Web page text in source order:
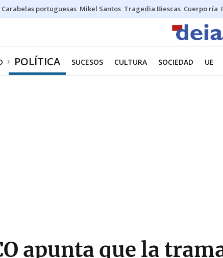
Carabelas portuguesas Mikel Santos Tragedia Biescas Cuerpo ría
POLÍTICA SUCESOS CULTURA SOCIEDAD UE
apunta que la